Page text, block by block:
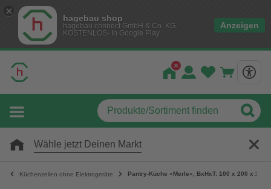
hagebau shop
hagebau connect GmbH & Co. KG
KOSTENLOS- In Google Play
Anzeigen
Wähle jetzt Deinen Markt
Küchenzeilen ohne Elektrogeräte Pantry-Küche »Merle«, BxHxT: 100 x 200 x 200